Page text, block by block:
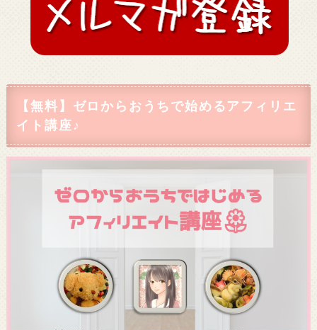
【無料】ゼロからおうちで始めるアフィリエ
イト講座♪